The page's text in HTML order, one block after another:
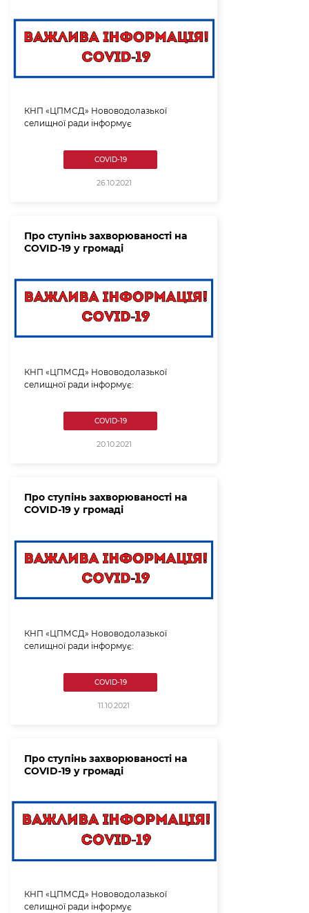
КНП «ЦПМСД» Нововодолазької
селищної ради інформує
COVID-19
26.10.2021
Про ступінь захворюваності на
COVID-19 у громаді
КНП «ЦПМСД» Нововодолазької
селищної ради інформує:
COVID-19
20.10.2021
Про ступінь захворюваності на
COVID-19 у громаді
КНП «ЦПМСД» Нововодолазької
селищної ради інформує:
COVID-19
11.10.2021
Про ступінь захворюваності на
COVID-19 у громаді
КНП «ЦПМСД» Нововодолазької
селищної ради інформує